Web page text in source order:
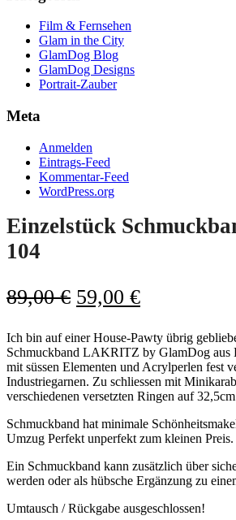
Film & Fernsehen
Glam in the City
GlamDog Blog
GlamDog Designs
Portrait-Zauber
Meta
Anmelden
Eintrags-Feed
Kommentar-Feed
WordPress.org
Einzelstück
104
89,00€ Ursprünglicher
war:
89,00 €
59,00 €Aktueller
ist:
59,00 €.
Ich bin auf einer House-Pawty übrig
Schmuckband LAKRITZ by GlamDog aus
mit süssen Elementen und Acrylperlen fest
Industriegarnen. Zu schliessen mit
verschiedenen versetzten Ringen auf
Schmuckband hat minimale
Umzug Perfekt unperfekt zum kleinen Preis.
Ein Schmuckband kann zusätzlich über
werden oder als hübsche Ergänzung zu
Umtausch / Rückgabe ausgeschlossen!